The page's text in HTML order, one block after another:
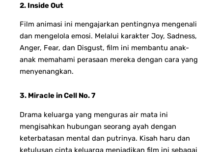
2. Inside Out
Film animasi ini mengajarkan pentingnya mengenali
dan mengelola emosi. Melalui karakter Joy, Sadness,
Anger, Fear, dan Disgust, film ini membantu anak-
anak memahami perasaan mereka dengan cara yang
menyenangkan.
3. Miracle in Cell No. 7
Drama keluarga yang menguras air mata ini
mengisahkan hubungan seorang ayah dengan
keterbatasan mental dan putrinya. Kisah haru dan
ketulusan cinta keluarga menjadikan film ini sebagai